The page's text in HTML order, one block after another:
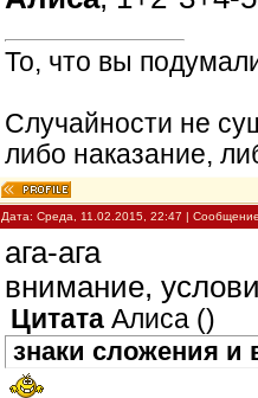
То, что вы
Случайности не
либо наказание,
Дата: Среда, 11.02.2015, 22:47 |
ага-ага
внимание,
Цитата Алиса ()
знаки сложения и